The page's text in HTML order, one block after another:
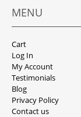
MENU
Cart
Log In
My Account
Testimonials
Blog
Privacy Policy
Contact us